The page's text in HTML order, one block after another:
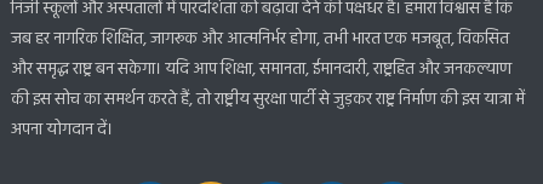
निजी स्कूलों और अस्पतालों में पारदर्शिता को बढ़ावा देने की पक्षधर है। हमारा विश्वास है कि
जब हर नागरिक शिक्षित, जागरूक और आत्मनिर्भर होगा, तभी भारत एक मजबूत, विकसित
और समृद्ध राष्ट्र बन सकेगा। यदि आप शिक्षा, समानता, ईमानदारी, राष्ट्रहित और जनकल्याण
की इस सोच का समर्थन करते हैं, तो राष्ट्रीय सुरक्षा पार्टी से जुड़कर राष्ट्र निर्माण की इस यात्रा में
अपना योगदान दें।